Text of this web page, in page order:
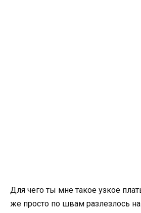
Для чего ты мне такое узкое
же просто по швам разлезлось